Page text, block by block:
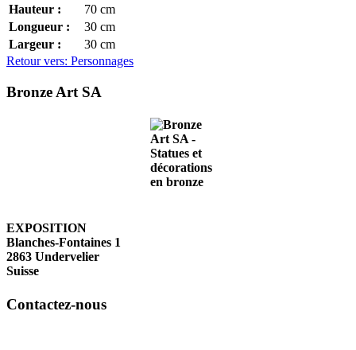
Hauteur :
70 cm
Longueur :
30 cm
Largeur :
30 cm
Retour vers: Personnages
Bronze Art SA
EXPOSITION
Blanches-Fontaines 1
2863 Undervelier
Suisse
Contactez-nous